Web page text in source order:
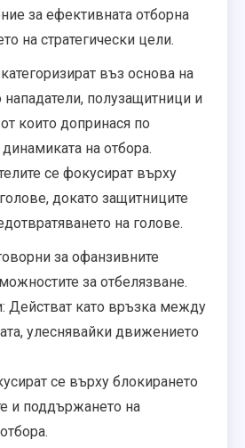
за ефективната отборна
на стратегически цели.
въз основа на
нападатели, полузащитници и
които допринася по
на отбора.
се фокусират върху
докато защитниците
на голове.
за офанзивните
за отбелязване.
Действат като връзка между
улеснявайки движението
се върху блокирането
и поддържането на